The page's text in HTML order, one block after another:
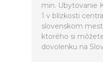
min. Ubytovanie
1 v blízkosti
slovenskom
ktorého si
dovolenku na